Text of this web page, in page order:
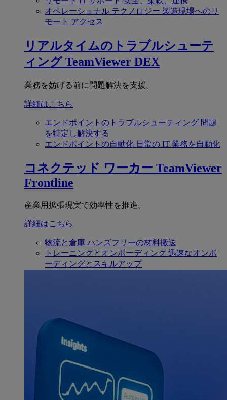
オペレーショナル テクノロジー 製造現場へのリ
モート アクセス
リアルタイムのトラブルシューテ
ィング TeamViewer DEX
業務を妨げる前に問題解決を支援。
詳細はこちら
エンドポイントのトラブルシューティング 問題
を特定し解決する
エンドポイントの自動化 日常の IT 業務を自動化
コネクテッド ワーカー TeamViewer
Frontline
産業用拡張現実で効率性を推進。
詳細はこちら
物流と倉庫 ハンズフリーの材料搬送
トレーニングとオンボーディング 迅速なオンボ
ーディングとスキルアップ